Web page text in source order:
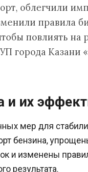
облегчили
правила
повлиять на
города
и их
мер для
бензина,
и изменены
результата.